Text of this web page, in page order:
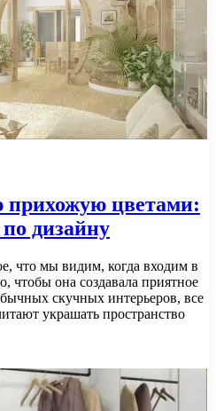
цветами:
дизайну
что мы видим, когда входим в
чтобы она создавала приятное
скучных интерьеров, все
украшать пространство